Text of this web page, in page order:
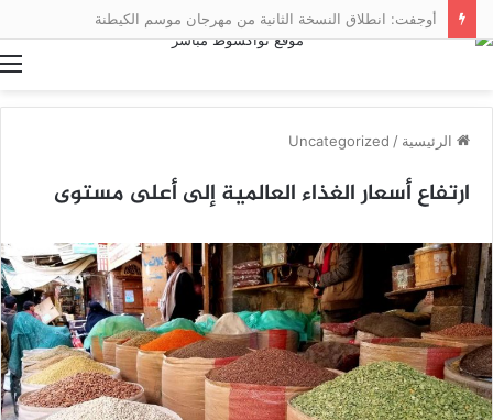
أوجفت: انطلاق النسخة الثانية من مهرجان موسم الكيطنة
الرئيسية /
Uncategorized
ارتفاع أسعار الغذاء العالمية إلى أعلى مستوى